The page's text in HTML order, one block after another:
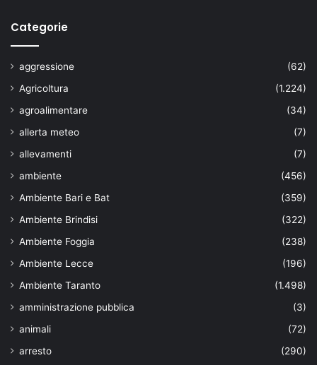
Categorie
aggressione
(62)
Agricoltura
(1.224)
agroalimentare
(34)
allerta meteo
(7)
allevamenti
(7)
ambiente
(456)
Ambiente Bari e Bat
(359)
Ambiente Brindisi
(322)
Ambiente Foggia
(238)
Ambiente Lecce
(196)
Ambiente Taranto
(1.498)
amministrazione pubblica
(3)
animali
(72)
arresto
(290)